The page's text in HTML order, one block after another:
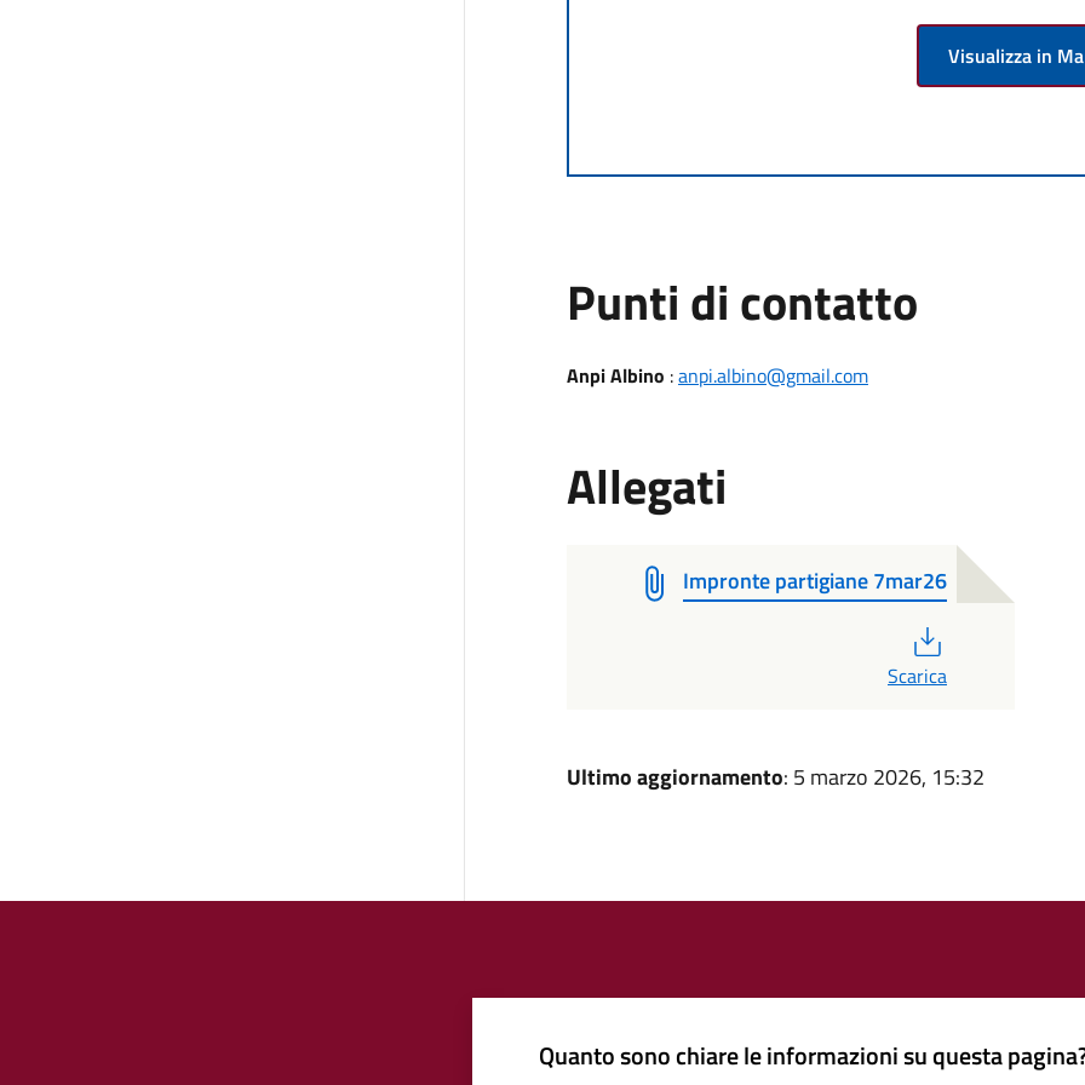
Visualizza in
Punti di contatto
Anpi Albino :anpi.albino@gmail.com
Allegati
Impronte partigiane 7mar26
Scarica
Ultimo aggiornamento: 5 marzo 2026, 15:32
Quanto sono chiare le informazioni su questa